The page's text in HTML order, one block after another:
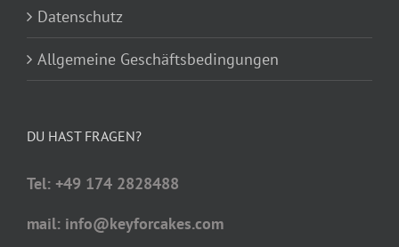
Datenschutz
Allgemeine Geschäftsbedingungen
DU HAST FRAGEN?
Tel: +49 174 2828488
mail: info@keyforcakes.com